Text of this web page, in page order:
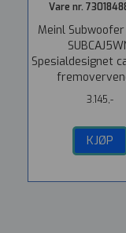
Vare nr.
Meinl Subwoofer
Spesialdesignet
3.145,-
KJØP